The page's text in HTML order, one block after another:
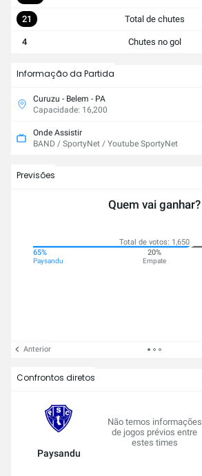
21 Total de chutes
4 Chutes no gol
Informação da Partida
Curuzu - Belem - PA
Capacidade: 16,200
Onde Assistir
BAND / SportyNet / Youtube SportyNet
Previsões
Quem vai ganhar?
Total de votos: 1,650
65%
Paysandu
20%
Empate
Anterior
Confrontos diretos
Paysandu
Não temos informações
de jogos prévios entre
estes times